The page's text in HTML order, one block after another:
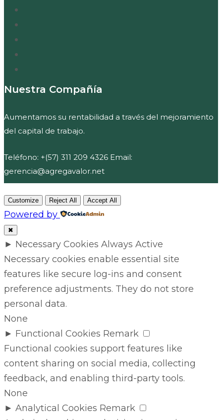
Nuestra Compañía
Aumentamos su rentabilidad a través del mejoramiento
del capital de trabajo.
Teléfono: +(57) 311 209 4326 Email:
gerencia@agregavalor.net
Customize Reject All Accept All
Powered by
✖
► Necessary Cookies Always Active
Necessary cookies enable essential site
features like secure log-ins and consent
preference adjustments. They do not store
personal data.
None
► Functional Cookies Remark
Functional cookies support features like
content sharing on social media, collecting
feedback, and enabling third-party tools.
None
► Analytical Cookies Remark